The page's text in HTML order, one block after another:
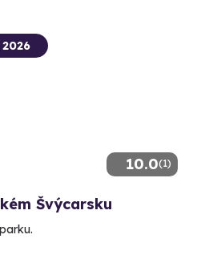
10.0(1)
Švýcarsku